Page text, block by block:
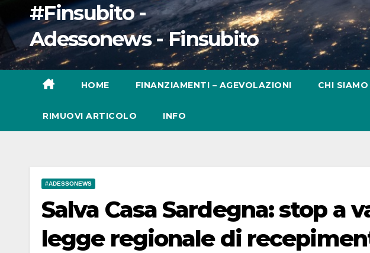
#Finsubito -
Adessonews - Finsubito
HOME FINANZIAMENTI – AGEVOLAZIONI CHI SIAMO
RIMUOVI ARTICOLO INFO
#ADESSONEWS
Salva Casa Sardegna: stop a
legge regionale di